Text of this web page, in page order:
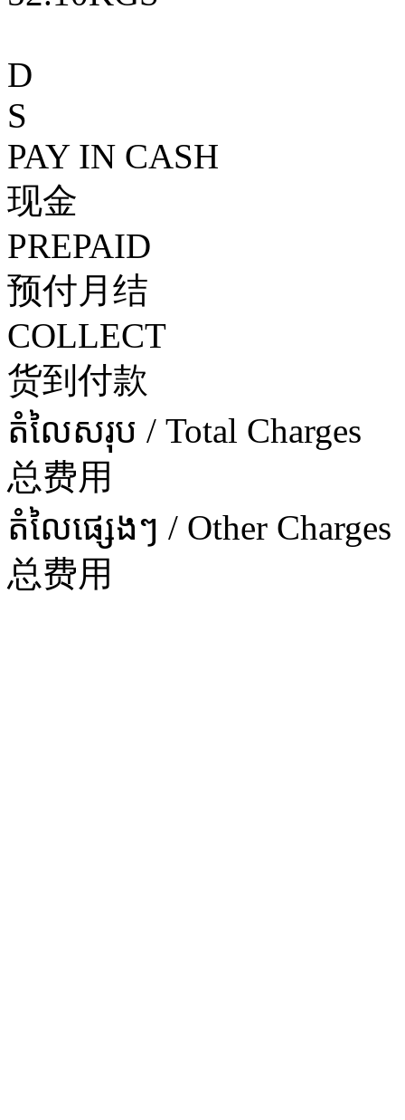
D
S
PAY IN CASH
现金
PREPAID
预付月结
COLLECT
货到付款
តំលៃសរុប / Total Charges
总费用
តំលៃផ្សេងៗ / Other Charges
总费用